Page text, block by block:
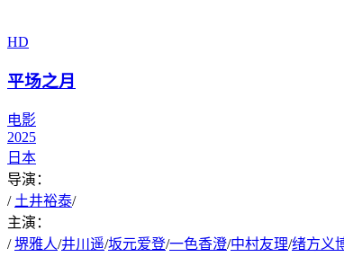
HD
平场之月
电影
2025
日本
导演：
/ 土井裕泰/
主演：
/ 堺雅人/井川遥/坂元爱登/一色香澄/中村友理/绪方义